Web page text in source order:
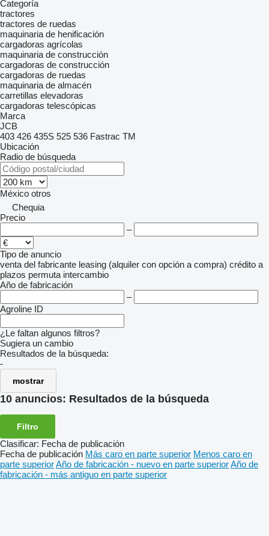
Categoría
tractores
tractores de ruedas
maquinaria de henificación
cargadoras agrícolas
maquinaria de construcción
cargadoras de construcción
cargadoras de ruedas
maquinaria de almacén
carretillas elevadoras
cargadoras telescópicas
Marca
JCB
403 426 435S 525 536 Fastrac TM
Ubicación
Radio de búsqueda
México otros
Chequia
Precio
–
Tipo de anuncio
venta del fabricante leasing (alquiler con opción a compra) crédito a
plazos permuta intercambio
Año de fabricación
–
Agroline ID
¿Le faltan algunos filtros?
Sugiera un cambio
Resultados de la búsqueda:
-
mostrar
10 anuncios: Resultados de la búsqueda
Filtro
Clasificar: Fecha de publicación
Fecha de publicación Más caro en parte superior Menos caro en
parte superiorAño de fabricación - nuevo en parte superiorAño de
fabricación - más antiguo en parte superior